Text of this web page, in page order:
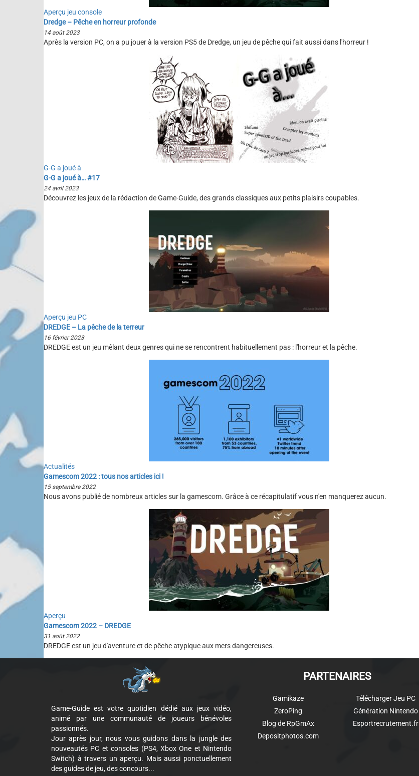
Aperçu jeu console
Dredge – Pêche en horreur profonde
14 août 2023
Après la version PC, on a pu jouer à la version PS5 de Dredge, un jeu de pêche qui fait aussi dans l'horreur !
G-G a joué à
G-G a joué à… #17
24 avril 2023
Découvrez les jeux de la rédaction de Game-Guide, des grands classiques aux petits plaisirs coupables.
Aperçu jeu PC
DREDGE – La pêche de la terreur
16 février 2023
DREDGE est un jeu mêlant deux genres qui ne se rencontrent habituellement pas : l'horreur et la pêche.
Actualités
Gamescom 2022 : tous nos articles ici !
15 septembre 2022
Nous avons publié de nombreux articles sur la gamescom. Grâce à ce récapitulatif vous n'en manquerez aucun.
Aperçu
Gamescom 2022 – DREDGE
31 août 2022
DREDGE est un jeu d'aventure et de pêche atypique aux mers dangereuses.
Game-Guide est votre quotidien dédié aux jeux vidéo,
animé par une communauté de joueurs bénévoles
passionnés.
Jour après jour, nous vous guidons dans la jungle des
nouveautés PC et consoles (PS4, Xbox One et Nintendo
Switch) à travers un aperçu. Mais aussi ponctuellement
des guides de jeu, des concours...
PARTENAIRES
Gamikaze
ZeroPing
Blog de RpGmAx
Depositphotos.com
Télécharger Jeu PC
Génération Nintendo
Esportrecrutement.fr